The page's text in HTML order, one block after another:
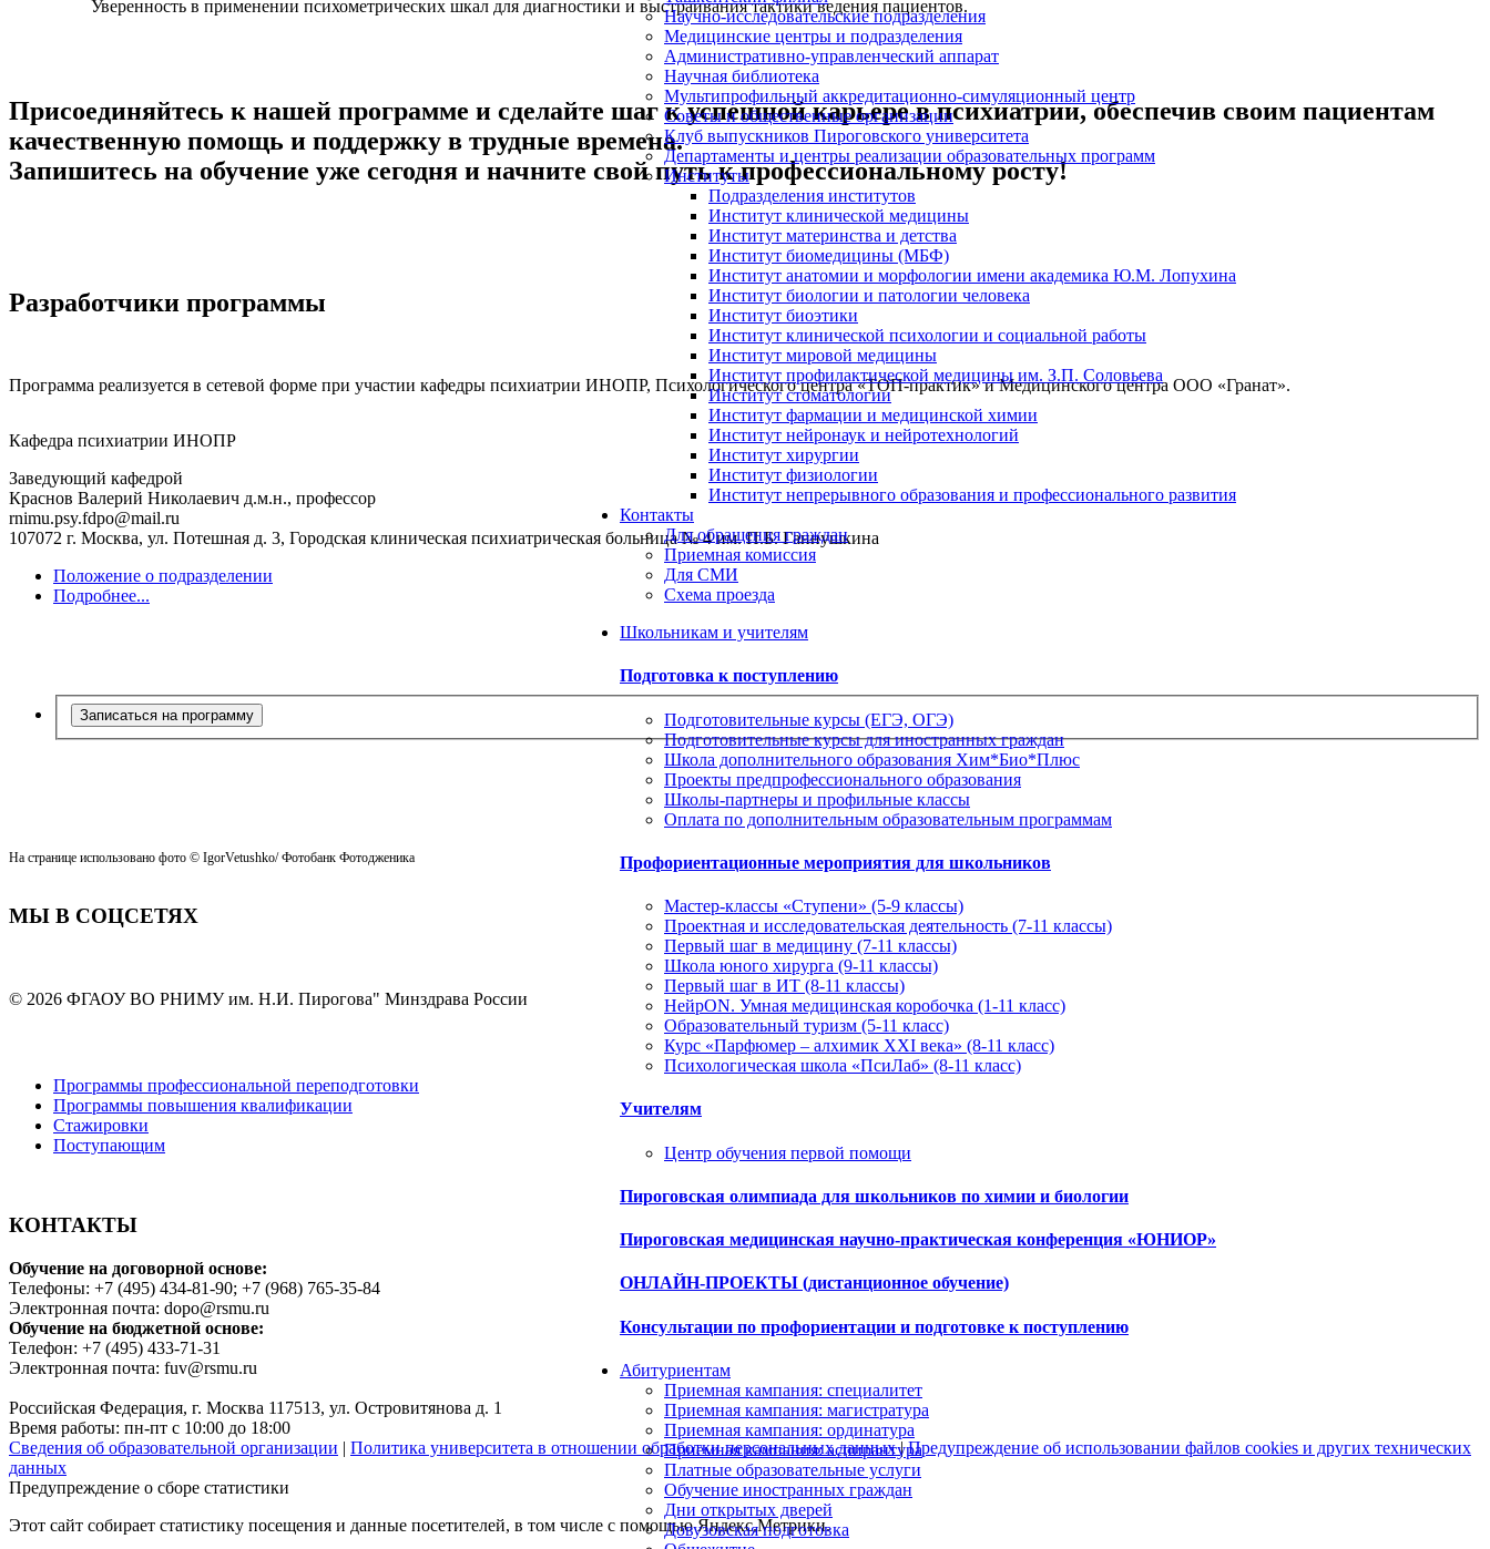
Научно-исследовательские подразделения
Медицинские центры и подразделения
Административно-управленческий аппарат
Научная библиотека
Мультипрофильный аккредитационно-симуляционный центр
Советы и общественные организации
Клуб выпускников Пироговского университета
Департаменты и центры реализации образовательных программ
Институты
Подразделения институтов
Институт клинической медицины
Институт материнства и детства
Институт биомедицины (МБФ)
Институт анатомии и морфологии имени академика Ю.М. Лопухина
Институт биологии и патологии человека
Институт биоэтики
Институт клинической психологии и социальной работы
Институт мировой медицины
Институт профилактической медицины им. З.П. Соловьева
Институт стоматологии
Институт фармации и медицинской химии
Институт нейронаук и нейротехнологий
Институт хирургии
Институт физиологии
Институт непрерывного образования и профессионального развития
Контакты
Для обращения граждан
Приемная комиссия
Для СМИ
Схема проезда
Школьникам и учителям
Подготовка к поступлению
Подготовительные курсы (ЕГЭ, ОГЭ)
Подготовительные курсы для иностранных граждан
Школа дополнительного образования Хим*Био*Плюс
Проекты предпрофессионального образования
Школы-партнеры и профильные классы
Оплата по дополнительным образовательным программам
Профориентационные мероприятия для школьников
Мастер-классы «Ступени» (5-9 классы)
Проектная и исследовательская деятельность (7-11 классы)
Первый шаг в медицину (7-11 классы)
Школа юного хирурга (9-11 классы)
Первый шаг в ИТ (8-11 классы)
НейрON. Умная медицинская коробочка (1-11 класс)
Образовательный туризм (5-11 класс)
Курс «Парфюмер – алхимик XXI века» (8-11 класс)
Психологическая школа «ПсиЛаб» (8-11 класс)
Учителям
Центр обучения первой помощи
Пироговская олимпиада для школьников по химии и биологии
Пироговская медицинская научно-практическая конференция «ЮНИОР»
ОНЛАЙН-ПРОЕКТЫ (дистанционное обучение)
Консультации по профориентации и подготовке к поступлению
Абитуриентам
Приемная кампания: специалитет
Приемная кампания: магистратура
Приемная кампания: ординатура
Приемная кампания: аспирантура
Платные образовательные услуги
Обучение иностранных граждан
Дни открытых дверей
Довузовская подготовка
Уверенность в применении психометрических шкал для диагностики и выстраивания тактики ведения пациентов.
Присоединяйтесь к нашей программе и сделайте шаг к успешной карьере в психиатрии, обеспечив своим пациентам
качественную помощь и поддержку в трудные времена.
Запишитесь на обучение уже сегодня и начните свой путь к профессиональному росту!
Разработчики программы
Программа реализуется в сетевой форме при участии кафедры психиатрии ИНОПР, Психологического центра «ТОП-практик» и Медицинского центра ООО «Гранат».
Кафедра психиатрии ИНОПР
Заведующий кафедрой
Краснов Валерий Николаевич д.м.н., профессор
rnimu.psy.fdpo@mail.ru
107072 г. Москва, ул. Потешная д. 3, Городская клиническая психиатрическая больница № 4 им. П.Б. Ганнушкина
Положение о подразделении
Подробнее...
Записаться на программу
На странице использовано фото © IgorVetushko/ Фотобанк Фотодженика
МЫ В СОЦСЕТЯХ
© 2026 ФГАОУ ВО РНИМУ им. Н.И. Пирогова" Минздрава России
Программы профессиональной переподготовки
Программы повышения квалификации
Стажировки
Поступающим
КОНТАКТЫ
Обучение на договорной основе:
Телефоны: +7 (495) 434-81-90; +7 (968) 765-35-84
Электронная почта: dopo@rsmu.ru
Обучение на бюджетной основе:
Телефон: +7 (495) 433-71-31
Электронная почта: fuv@rsmu.ru
Российская Федерация, г. Москва 117513, ул. Островитянова д. 1
Время работы: пн-пт с 10:00 до 18:00
Сведения об образовательной организации | Политика университета в отношении обработки персональных данных|Предупреждение об использовании файлов cookies и других технических
данных
Предупреждение о сборе статистики
Этот сайт собирает статистику посещения и данные посетителей, в том числе с помощью Яндекс.Метрики.